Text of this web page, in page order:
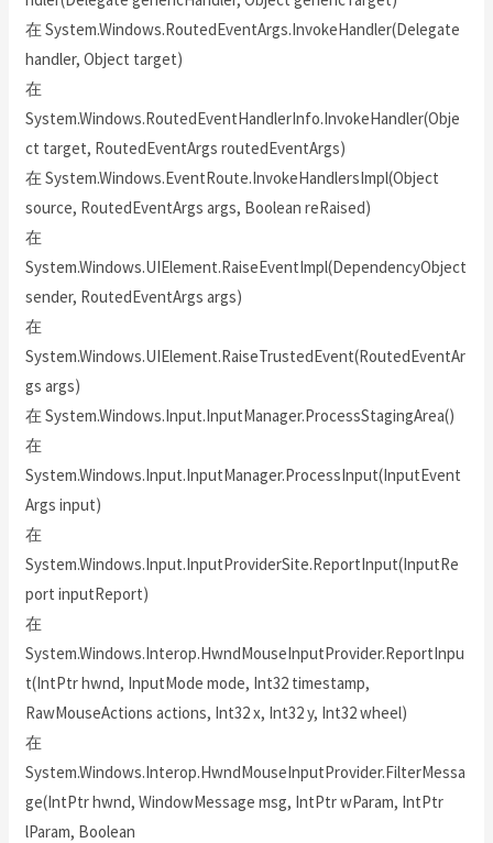
在 System.Windows.RoutedEventArgs.InvokeHandler(Delegate
handler, Object target)
在
System.Windows.RoutedEventHandlerInfo.InvokeHandler(Obje
ct target, RoutedEventArgs routedEventArgs)
在 System.Windows.EventRoute.InvokeHandlersImpl(Object
source, RoutedEventArgs args, Boolean reRaised)
在
System.Windows.UIElement.RaiseEventImpl(DependencyObject
sender, RoutedEventArgs args)
在
System.Windows.UIElement.RaiseTrustedEvent(RoutedEventAr
gs args)
在 System.Windows.Input.InputManager.ProcessStagingArea()
在
System.Windows.Input.InputManager.ProcessInput(InputEvent
Args input)
在
System.Windows.Input.InputProviderSite.ReportInput(InputRe
port inputReport)
在
System.Windows.Interop.HwndMouseInputProvider.ReportInpu
t(IntPtr hwnd, InputMode mode, Int32 timestamp,
RawMouseActions actions, Int32 x, Int32 y, Int32 wheel)
在
System.Windows.Interop.HwndMouseInputProvider.FilterMessa
ge(IntPtr hwnd, WindowMessage msg, IntPtr wParam, IntPtr
lParam, Boolean